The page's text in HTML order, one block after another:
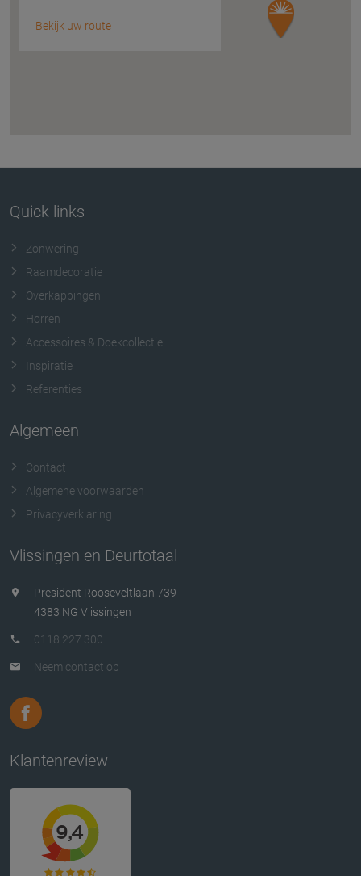
Bekijk uw route
Quick links
Zonwering
Raamdecoratie
Overkappingen
Horren
Accessoires & Doekcollectie
Inspiratie
Referenties
Algemeen
Contact
Algemene voorwaarden
Privacyverklaring
Vlissingen en Deurtotaal
President Rooseveltlaan 739
4383 NG Vlissingen
0118 227 300
Neem contact op
Klantenreview